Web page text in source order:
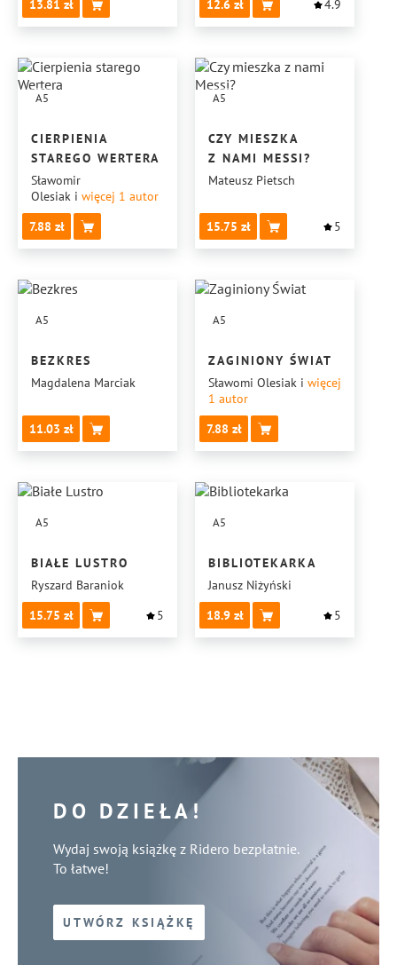
13.81
12.6
4.9
A5
CIERPIENIA
STAREGO WERTERA
Sławomir
Olesiak i więcej 1 autor
7.88
A5
CZY MIESZKA
Z NAMI MESSI?
Mateusz Pietsch
15.75 5
A5
BEZKRES
Magdalena Marciak
11.03
A5
ZAGINIONY ŚWIAT
Sławomi Olesiak i więcej
1 autor
7.88
A5
BIAŁE LUSTRO
Ryszard Baraniok
15.75
5
A5
BIBLIOTEKARKA
Janusz Niżyński
18.9
5
DO DZIEŁA!
Wydaj swoją książkę z Ridero bezpłatnie.
To łatwe!
UTWÓRZ KSIĄŻKĘ